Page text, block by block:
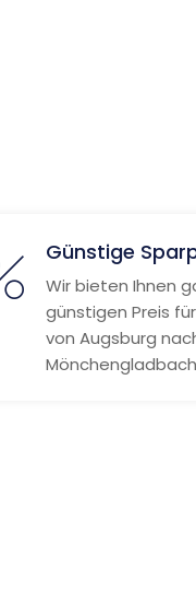
Günstige
Wir bieten Ihnen
günstigen Preis
von Augsburg